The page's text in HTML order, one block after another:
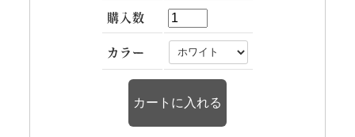
購入数
カラー